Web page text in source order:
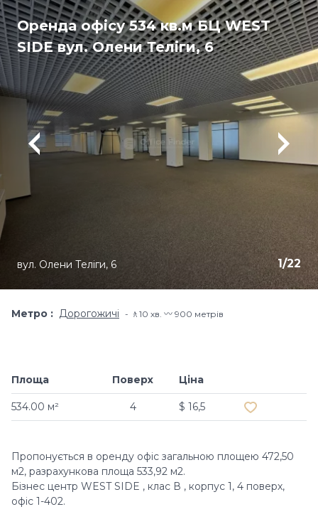
Оренда офісу 534 кв.м БЦ WEST
SIDE вул. Олени Теліги, 6
1/22
вул. Олени Теліги, 6
Метро Дорогожичі 🚶10 хв​. 〰️ 900 метрів
Площа
534.00 м²
Поверх
4
Ціна
$ 16,5
Пропонується в оренду офіс загальною площею 472,50
м2, разрахункова площа 533,92 м2.
Бізнес центр WEST SIDE , клас В , корпус 1, 4 поверх,
офіс 1-402.